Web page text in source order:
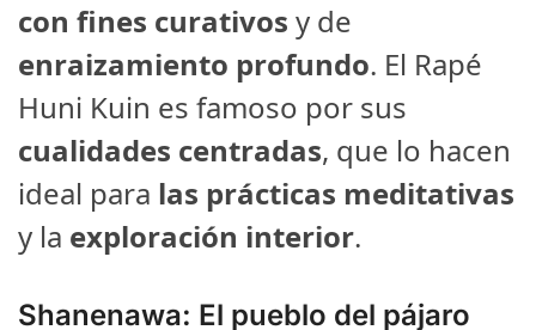
con fines curativos y de
enraizamiento profundo. El Rapé
Huni Kuin es famoso por sus
cualidades centradas, que lo hacen
ideal para las prácticas meditativas
y la exploración interior.
Shanenawa: El pueblo del pájaro